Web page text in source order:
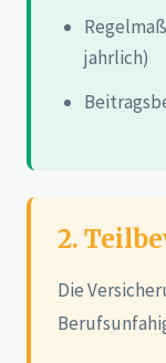
jahrlich)
2.
Die